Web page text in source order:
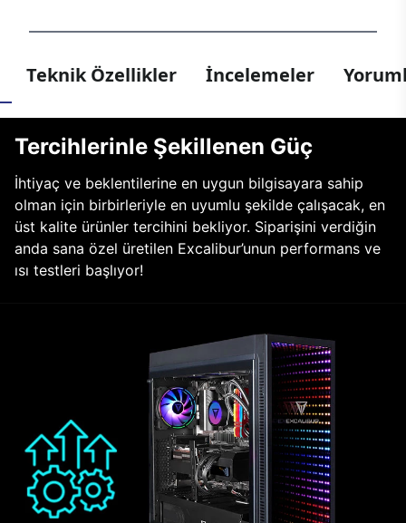
Teknik Özellikler İncelemeler
Tercihlerinle Şekillenen Güç
İhtiyaç ve beklentilerine en uygun bilgisayara sahip
olman için birbirleriyle en uyumlu şekilde çalışacak, en
üst kalite ürünler tercihini bekliyor. Siparişini verdiğin
anda sana özel üretilen Excalibur’unun performans ve
ısı testleri başlıyor!